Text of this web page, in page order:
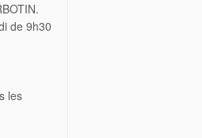
de 9h30
les